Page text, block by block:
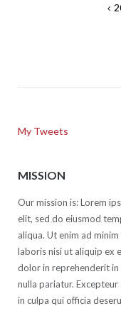
My Tweets
MISSION
Our mission is: Lorem
elit, sed do eiusmod
aliqua. Ut enim ad
laboris nisi ut aliquip ex
dolor in reprehenderit
nulla pariatur.
in culpa qui officia